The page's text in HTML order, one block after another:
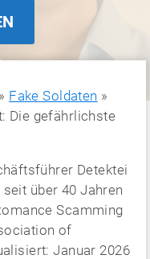
» Fake Soldaten »
Die gefährlichste
Detektei
über 40 Jahren
Scamming
of
Januar 2026